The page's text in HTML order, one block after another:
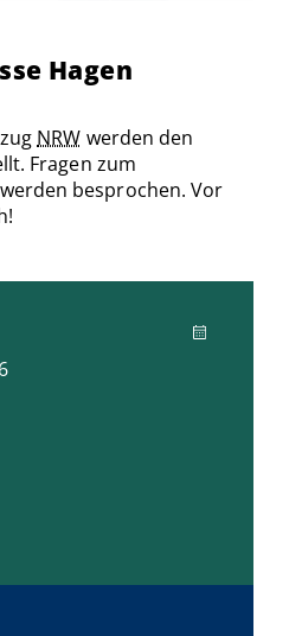
Hagen
NRW werden den
Fragen zum
besprochen. Vor